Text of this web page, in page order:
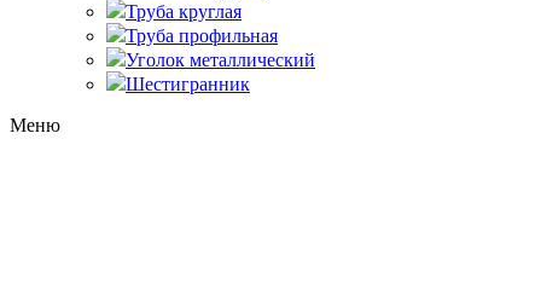
Труба круглая
Труба профильная
Уголок металлический
Шестигранник
Меню